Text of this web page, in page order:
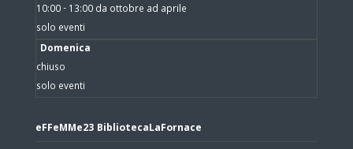
10:00 - 13:00 da ottobre ad aprile
solo eventi
Domenica
chiuso
solo eventi
eFFeMMe23 BibliotecaLaFornace